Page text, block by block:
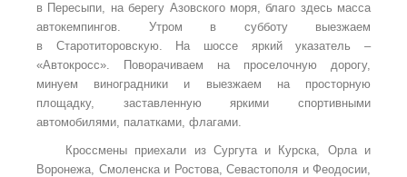
в Пересыпи, на берегу Азовского моря, благо здесь масса
автокемпингов. Утром в субботу выезжаем
в Старотиторовскую. На шоссе яркий указатель –
«Автокросс». Поворачиваем на проселочную дорогу,
минуем виноградники и выезжаем на просторную
площадку, заставленную яркими спортивными
автомобилями, палатками, флагами.
Кроссмены приехали из Сургута и Курска, Орла и
Воронежа, Смоленска и Ростова, Севастополя и Феодосии,